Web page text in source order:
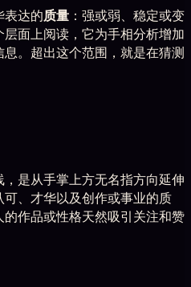
表达的质量 ：强或弱、稳定或变
面上阅读，它为手相分析增加
。超出这个范围，就是在猜测
是从手掌上方无名指方向延伸
、才华以及创作或事业的质
作品或性格天然吸引关注和赞